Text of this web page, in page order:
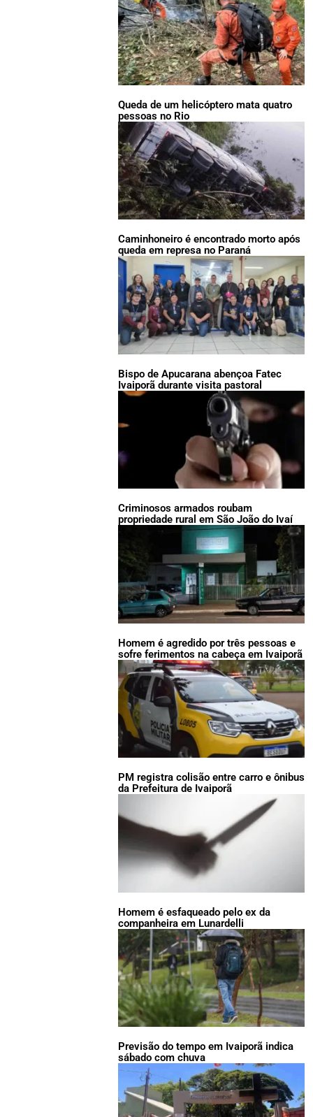
Queda de um helicóptero mata quatro
pessoas no Rio
Caminhoneiro é encontrado morto após
queda em represa no Paraná
Bispo de Apucarana abençoa Fatec
Ivaiporã durante visita pastoral
Criminosos armados roubam
propriedade rural em São João do Ivaí
Homem é agredido por três pessoas e
sofre ferimentos na cabeça em Ivaiporã
PM registra colisão entre carro e ônibus
da Prefeitura de Ivaiporã
Homem é esfaqueado pelo ex da
companheira em Lunardelli
Previsão do tempo em Ivaiporã indica
sábado com chuva